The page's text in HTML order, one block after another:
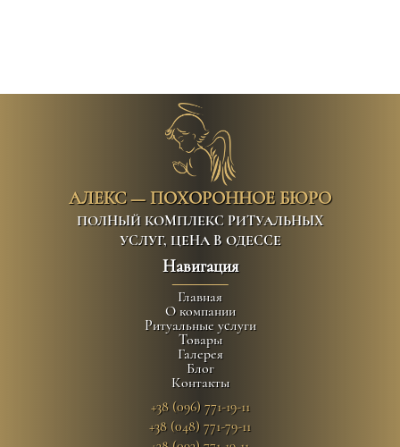
Навигация
Главная
О компании
Ритуальные услуги
Товары
Галерея
Блог
Контакты
АЛЕКС — ПОХОРОННОЕ БЮРО
ПОЛНЫЙ КОМПЛЕКС РИТУАЛЬНЫХ
УСЛУГ, ЦЕНА В ОДЕССЕ
+38 (096) 771-19-11
+38 (048) 771-79-11